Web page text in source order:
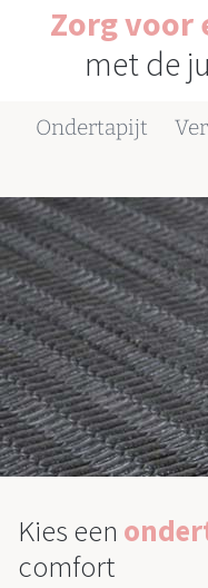
Zorg voor
met de
Ondertapijt
Kies een
comfort